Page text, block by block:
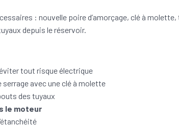
: nouvelle poire d’amorçage, clé à
depuis le réservoir.
tout risque électrique
avec une clé à molette
des tuyaux
le moteur